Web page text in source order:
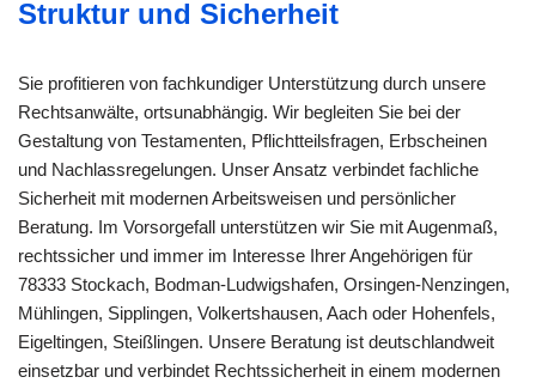
Struktur und Sicherheit
Sie profitieren von fachkundiger Unterstützung durch unsere
Rechtsanwälte, ortsunabhängig. Wir begleiten Sie bei der
Gestaltung von Testamenten, Pflichtteilsfragen, Erbscheinen
und Nachlassregelungen. Unser Ansatz verbindet fachliche
Sicherheit mit modernen Arbeitsweisen und persönlicher
Beratung. Im Vorsorgefall unterstützen wir Sie mit Augenmaß,
rechtssicher und immer im Interesse Ihrer Angehörigen für
78333 Stockach, Bodman-Ludwigshafen, Orsingen-Nenzingen,
Mühlingen, Sipplingen, Volkertshausen, Aach oder Hohenfels,
Eigeltingen, Steißlingen. Unsere Beratung ist deutschlandweit
einsetzbar und verbindet Rechtssicherheit in einem modernen